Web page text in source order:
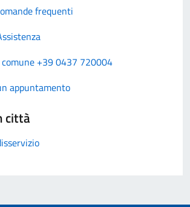
frequenti
comune +39 0437 720004
appuntamento
città